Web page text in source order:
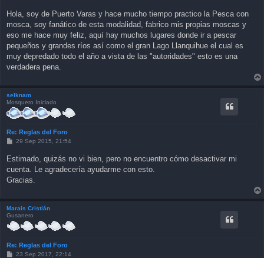
t
Hola, soy de Puerto Varas y hace mucho tiempo practico la Pesca con
mosca, soy fanático de esta modalidad, fabrico mis propias moscas y
eso me hace muy feliz, aquí hay muchos lugares donde ir a pescar
pequeños y grandes ríos así como el gran Lago Llanquihue el cual es
muy depredado todo el año a vista de las "autoridades" esto es una
verdadera pena.
selknam
Mosquero Iniciado
Re: Reglas del Foro
P
t
29 Sep 2015, 21:54
Estimado, quizás no vi bien, pero no encuentro cómo desactivar mi
cuenta. Le agradecería ayudarme con esto.
Gracias.
Marais Cristián
Gusanero
Re: Reglas del Foro
P23 Sep 2017, 22:14